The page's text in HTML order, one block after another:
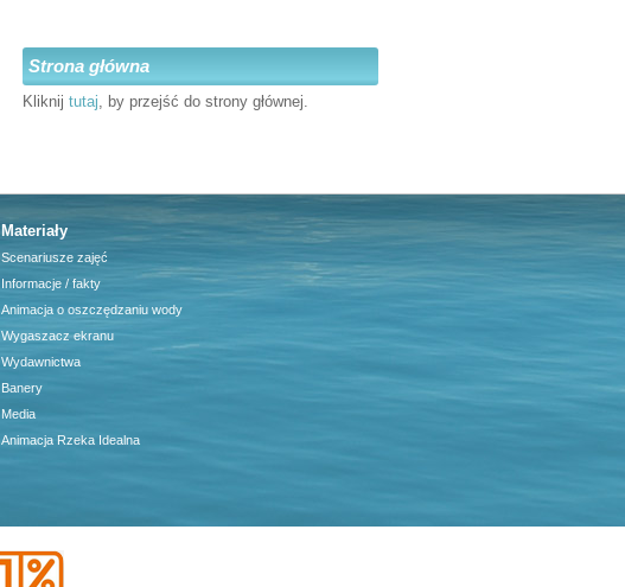
Strona główna
Kliknij tutaj, by przejść do strony głównej.
Materiały
Scenariusze zajęć
Informacje / fakty
Animacja o oszczędzaniu wody
Wygaszacz ekranu
Wydawnictwa
Banery
Media
Animacja Rzeka Idealna